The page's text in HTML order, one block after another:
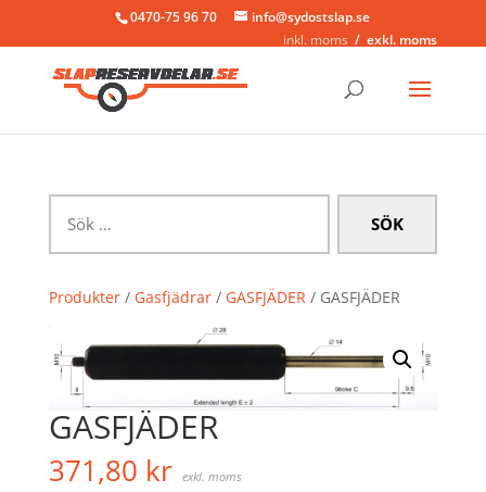
0470-75 96 70
info@sydostslap.se
inkl. moms
exkl. moms
efter:
Produkter/ Gasfjädrar/ GASFJÄDER/ GASFJÄDER
GASFJÄDER
371,80 kr exkl. moms